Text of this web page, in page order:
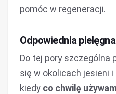
pomóc w regeneracji.
Odpowiednia
Do tej pory szczególna
się w okolicach jesieni
kiedy co chwilę